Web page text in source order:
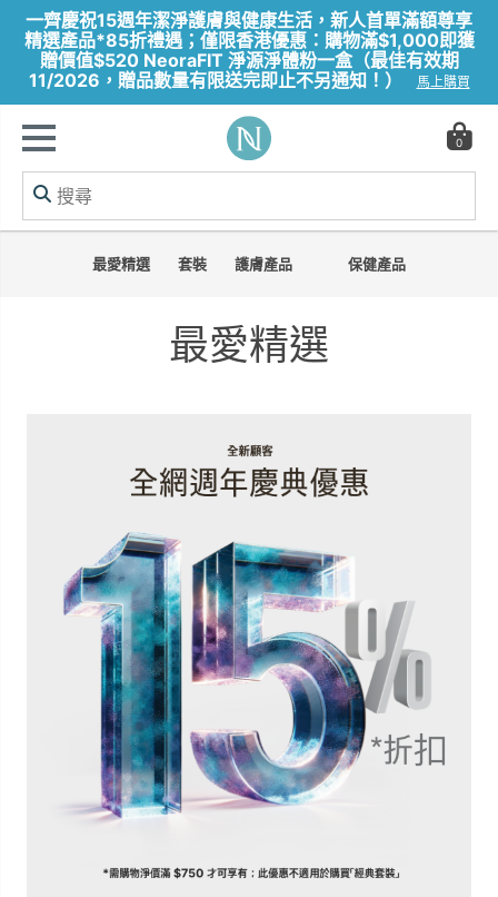
一齊慶祝15週年潔淨護膚與健康生活，新人首單滿額尊享
精選產品*85折禮遇；僅限香港優惠：購物滿$1,000即獲
贈價值$520 NeoraFIT 淨源淨體粉一盒（最佳有效期
11/2026，贈品數量有限送完即止不另通知！）
馬上購買
0
最愛精選 套裝 護膚產品 保健產品
最愛精選